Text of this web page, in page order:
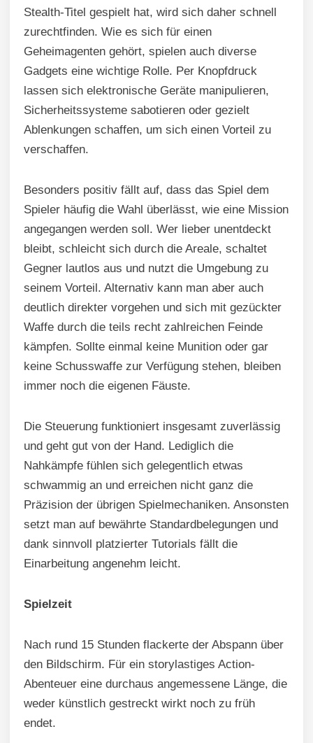
Stealth-Titel gespielt hat, wird sich daher schnell
zurechtfinden. Wie es sich für einen
Geheimagenten gehört, spielen auch diverse
Gadgets eine wichtige Rolle. Per Knopfdruck
lassen sich elektronische Geräte manipulieren,
Sicherheitssysteme sabotieren oder gezielt
Ablenkungen schaffen, um sich einen Vorteil zu
verschaffen.
Besonders positiv fällt auf, dass das Spiel dem
Spieler häufig die Wahl überlässt, wie eine Mission
angegangen werden soll. Wer lieber unentdeckt
bleibt, schleicht sich durch die Areale, schaltet
Gegner lautlos aus und nutzt die Umgebung zu
seinem Vorteil. Alternativ kann man aber auch
deutlich direkter vorgehen und sich mit gezückter
Waffe durch die teils recht zahlreichen Feinde
kämpfen. Sollte einmal keine Munition oder gar
keine Schusswaffe zur Verfügung stehen, bleiben
immer noch die eigenen Fäuste.
Die Steuerung funktioniert insgesamt zuverlässig
und geht gut von der Hand. Lediglich die
Nahkämpfe fühlen sich gelegentlich etwas
schwammig an und erreichen nicht ganz die
Präzision der übrigen Spielmechaniken. Ansonsten
setzt man auf bewährte Standardbelegungen und
dank sinnvoll platzierter Tutorials fällt die
Einarbeitung angenehm leicht.
Spielzeit
Nach rund 15 Stunden flackerte der Abspann über
den Bildschirm. Für ein storylastiges Action-
Abenteuer eine durchaus angemessene Länge, die
weder künstlich gestreckt wirkt noch zu früh
endet.